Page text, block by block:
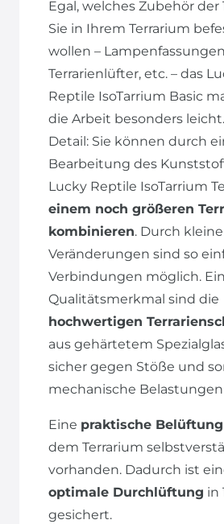
Egal, welches Zubehör der
Sie in Ihrem Terrarium
wollen –
Terrarienlüfter, etc. – das
Reptile IsoTarrium Basic
die Arbeit besonders
Detail: Sie können durch
Bearbeitung des
Lucky Reptile IsoTarrium
einem noch größeren
kombinieren. Durch kleine
Veränderungen sind so
Verbindungen möglich.
Qualitätsmerkmal sind die
hochwertigen
aus gehärtetem
sicher gegen Stöße und
mechanische
Eine praktische Belüftung
dem Terrarium
vorhanden. Dadurch ist
optimale Durchlüftung in
gesichert.